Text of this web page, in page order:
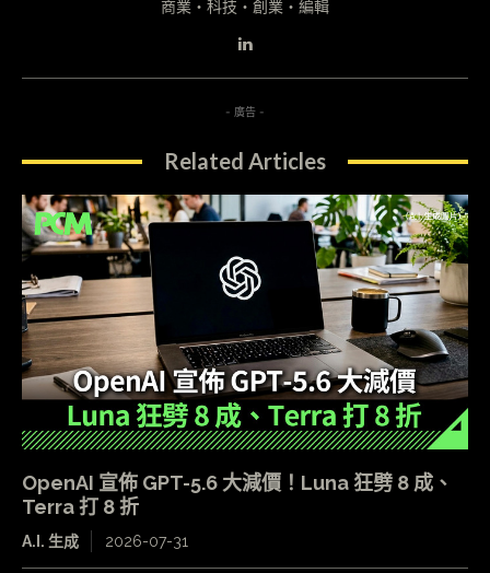
商業・科技・創業・編輯
- 廣告 -
Related Articles
OpenAI 宣佈 GPT-5.6 大減價！Luna 狂劈 8 成、
Terra 打 8 折
A.I. 生成 2026-07-31